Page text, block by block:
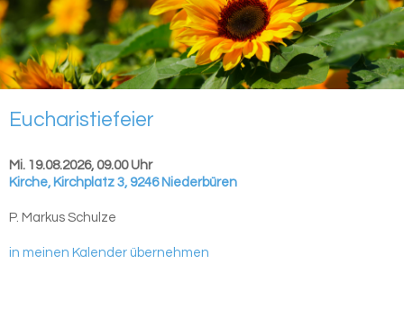
Eu­cha­ris­tie­fei­er
Mi. 19.08.2026, 09.00 Uhr
Kirche, Kirchplatz 3, 9246 Niederbüren
P. Markus Schulze
in meinen Kalender übernehmen